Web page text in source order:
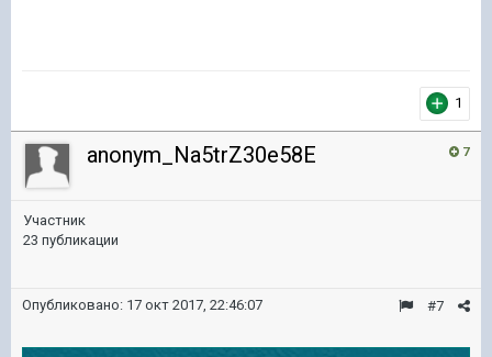
1
7
anonym_Na5trZ30e58E
Участник
23 публикации
#7
Опубликовано: 17 окт 2017, 22:46:07